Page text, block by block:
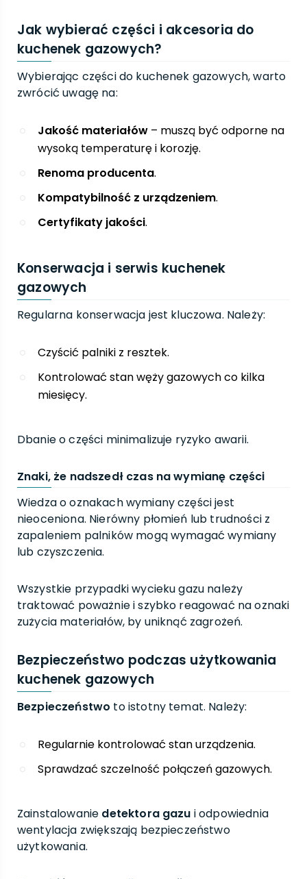
Jak wybierać części i akcesoria do
kuchenek gazowych?
Wybierając części do kuchenek gazowych, warto
zwrócić uwagę na:
Jakość materiałów – muszą być odporne na
wysoką temperaturę i korozję.
Renoma producenta.
Kompatybilność z urządzeniem.
Certyfikaty jakości.
Konserwacja i serwis kuchenek
gazowych
Regularna konserwacja jest kluczowa. Należy:
Czyścić palniki z resztek.
Kontrolować stan węży gazowych co kilka
miesięcy.
Dbanie o części minimalizuje ryzyko awarii.
Znaki, że nadszedł czas na wymianę części
Wiedza o oznakach wymiany części jest
nieoceniona. Nierówny płomień lub trudności z
zapaleniem palników mogą wymagać wymiany
lub czyszczenia.
Wszystkie przypadki wycieku gazu należy
traktować poważnie i szybko reagować na oznaki
zużycia materiałów, by uniknąć zagrożeń.
Bezpieczeństwo podczas użytkowania
kuchenek gazowych
Bezpieczeństwo to istotny temat. Należy:
Regularnie kontrolować stan urządzenia.
Sprawdzać szczelność połączeń gazowych.
Zainstalowanie detektora gazu i odpowiednia
wentylacja zwiększają bezpieczeństwo
użytkowania.